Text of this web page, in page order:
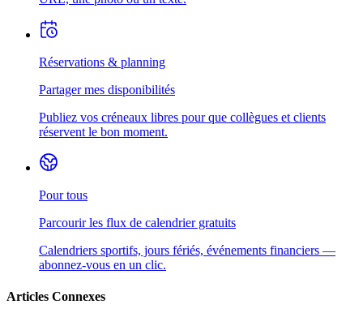
Réservations & planning
Partager mes disponibilités
Publiez vos créneaux libres pour que collègues et clients
réservent le bon moment.
Pour tous
Parcourir les flux de calendrier gratuits
Calendriers sportifs, jours fériés, événements financiers —
abonnez-vous en un clic.
Articles Connexes